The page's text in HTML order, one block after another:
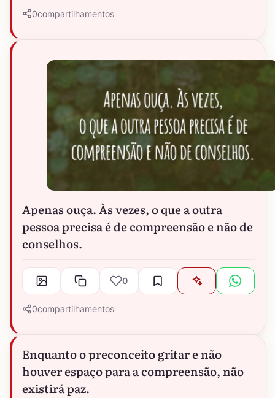
0compartilhamentos
Apenas ouça. Às vezes, o que a outra
pessoa precisa é de compreensão e não de
conselhos.
0
0compartilhamentos
Enquanto o preconceito gritar e não
houver espaço para a compreensão, não
existirá paz.